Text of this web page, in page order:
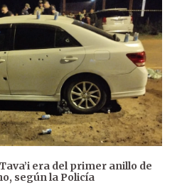
era del primer anillo de
según la Policía